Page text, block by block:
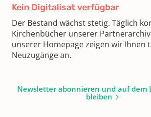
Kein Digitalisat verfügbar
Der Bestand wächst stetig. Täglich
Kirchenbücher unserer
unserer Homepage zeigen wir Ihnen
Neuzugänge an.
Newsletter abonnieren und auf dem
bleiben